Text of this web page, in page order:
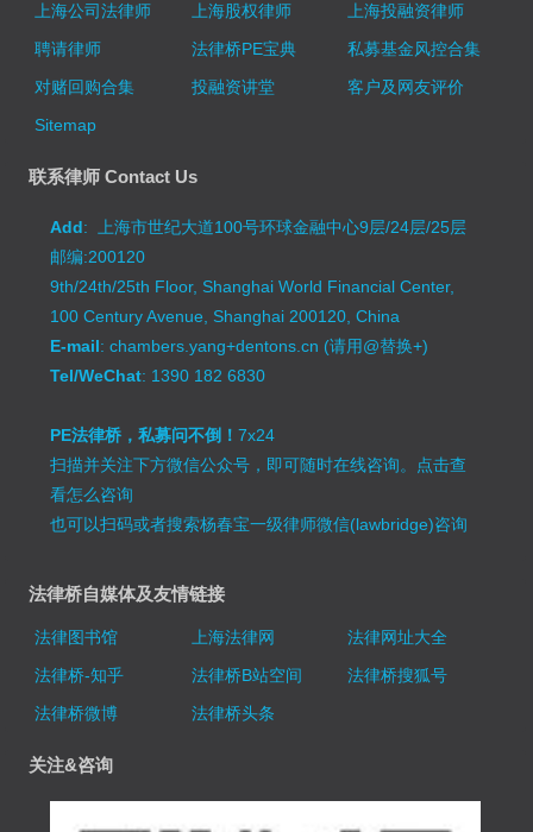
上海公司法律师
上海股权律师
上海投融资律师
聘请律师
法律桥PE宝典
私募基金风控合集
对赌回购合集
投融资讲堂
客户及网友评价
Sitemap
联系律师 Contact Us
Add: 上海市世纪大道100号环球金融中心9层/24层/25层
邮编:200120
9th/24th/25th Floor, Shanghai World Financial Center,
100 Century Avenue, Shanghai 200120, China
E-mail: chambers.yang+dentons.cn (请用@替换+)
Tel/WeChat: 1390 182 6830
PE法律桥，私募问不倒！7x24
扫描并关注下方微信公众号，即可随时在线咨询。 点击查
看怎么咨询
也可以扫码或者搜索杨春宝一级律师微信(lawbridge)咨询
法律桥自媒体及友情链接
法律图书馆 上海法律网
法律网址大全
法律桥-知乎
法律桥B站空间
法律桥搜狐号
法律桥微博
法律桥头条
关注&咨询